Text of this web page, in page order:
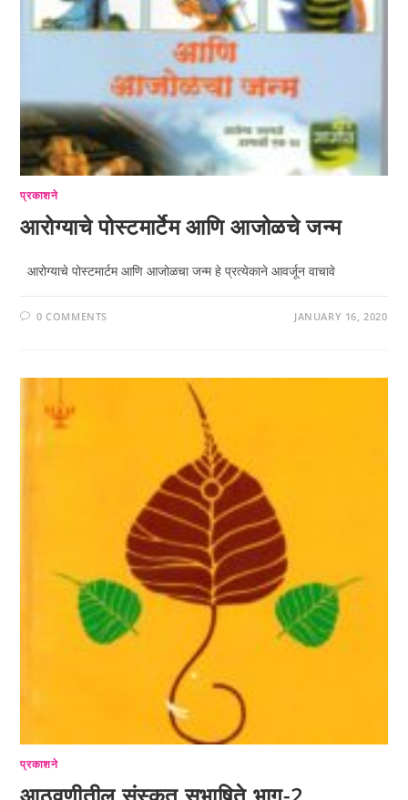
प्रकाशने
आरोग्याचे पोस्टमार्टेम आणि आजोळचे जन्म
आरोग्याचे पोस्टमार्टम आणि आजोळचा जन्म हे प्रत्येकाने आवर्जून वाचावे
0 COMMENTS JANUARY 16, 2020
प्रकाशने